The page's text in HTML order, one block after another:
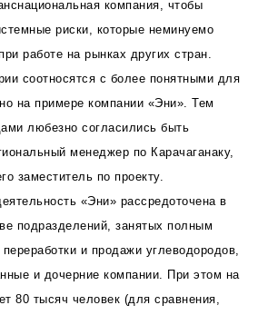
компания, чтобы
риски, которые неминуемо
работе на рынках других стран.
соотносятся с более понятными для
на примере компании «Эни». Тем
любезно согласились быть
менеджер по Карачаганаку,
заместитель по проекту.
«Эни» рассредоточена в
подразделений, занятых полным
и продажи углеводородов,
и дочерние компании. При этом на
80 тысяч человек (для сравнения,